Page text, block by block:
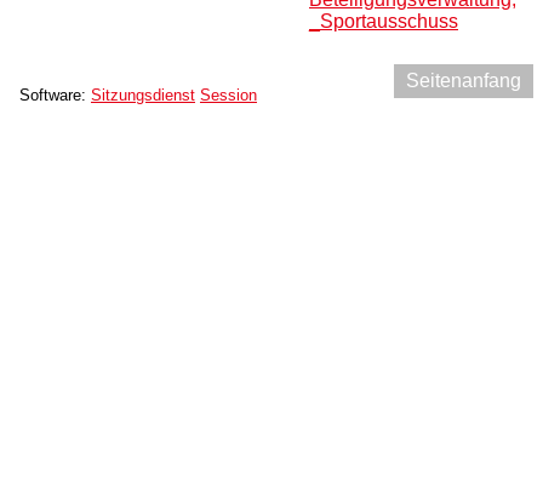
_Sportausschuss
Seitenanfang
Software: Sitzungsdienst Session